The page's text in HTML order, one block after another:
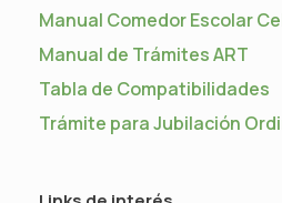
Manual Comedor Escolar
Manual de Trámites ART
Tabla de Compatibilidades
Trámite para Jubilación